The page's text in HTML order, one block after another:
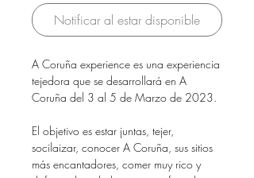
Notificar al estar disponible
A Coruña experience es una experiencia
tejedora que se desarrollará en A
Coruña del 3 al 5 de Marzo de 2023.
El objetivo es estar juntas, tejer,
socilaizar, conocer A Coruña, sus sitios
más encantadores, comer muy rico y